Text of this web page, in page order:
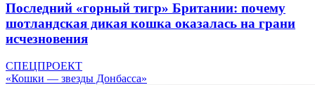
Последний «горный тигр» Британии: почему
шотландская дикая кошка оказалась на грани
исчезновения
СПЕЦПРОЕКТ
«Кошки — звезды Донбасса»